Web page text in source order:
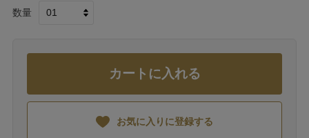
数量
カートに入れる
お気に入りに登録する